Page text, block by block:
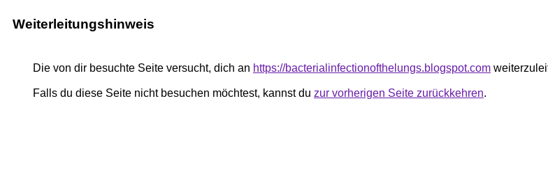
Weiterleitungshinweis
Die von dir besuchte Seite versucht, dich an https://bacterialinfectionofthelungs.blogspot.com
Falls du diese Seite nicht besuchen möchtest, kannst du zur vorherigen Seite zurückkehren.